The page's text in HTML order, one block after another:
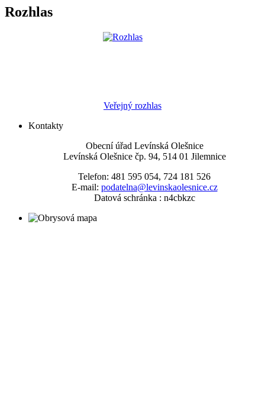
Rozhlas
Veřejný rozhlas
Kontakty
Obecní úřad Levínská Olešnice
Levínská Olešnice čp. 94, 514 01 Jilemnice
Telefon: 481 595 054, 724 181 526
E-mail: podatelna@levinskaolesnice.cz
Datová schránka : n4cbkzc